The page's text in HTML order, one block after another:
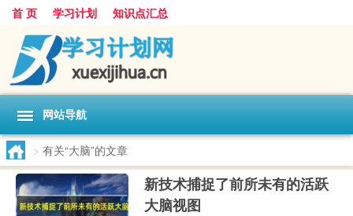
首 页 学习计划 知识点汇总
网站导航
> 有关“大脑”的文章
新技术捕捉了前所未有的活跃
大脑视图